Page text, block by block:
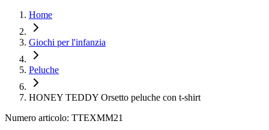
Home
Giochi per l'infanzia
Peluche
HONEY TEDDY Orsetto peluche con t-shirt
Numero articolo: TTEXMM21